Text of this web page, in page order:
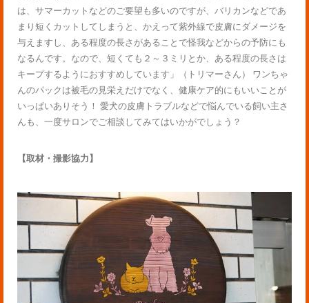
は、サマーカットなどのご要望も多いのですが、バリカンなどであ
まり短くカットしてしまうと、かえって紫外線で皮膚にダメージを
与えますし、ある程度の長さがあることで怪我などからの予防にも
なるんです。なので、短くても２～３ミリとか、ある程度の長さは
キープするようにおすすめしています」（トリマーさん） ワンちゃ
んのパックは被毛の見栄えだけでなく、健康ケア的にもいいことが
いっぱいありそう！ 愛犬の皮膚トラブルなどで悩んでいる飼い主さ
んも、一度サロンでご相談してみてはいかがでしょう？
【取材・撮影協力】